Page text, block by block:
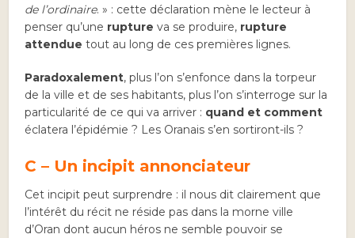
de l’ordinaire. » : cette déclaration mène le lecteur à
penser qu’une rupture va se produire, rupture
attendue tout au long de ces premières lignes.
Paradoxalement, plus l’on s’enfonce dans la torpeur
de la ville et de ses habitants, plus l’on s’interroge sur la
particularité de ce qui va arriver : quand et comment
éclatera l’épidémie ? Les Oranais s’en sortiront-ils ?
C – Un incipit annonciateur
Cet incipit peut surprendre : il nous dit clairement que
l’intérêt du récit ne réside pas dans la morne ville
d’Oran dont aucun héros ne semble pouvoir se